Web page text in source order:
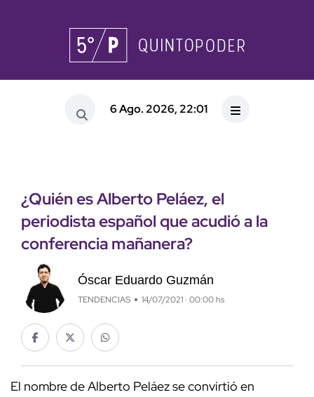
6 Ago. 2026, 22:01
¿Quién es Alberto Peláez, el
periodista español que acudió a la
conferencia mañanera?
Óscar Eduardo Guzmán
TENDENCIAS 14/07/2021 · 00:00 hs
El nombre de Alberto Peláez se convirtió en